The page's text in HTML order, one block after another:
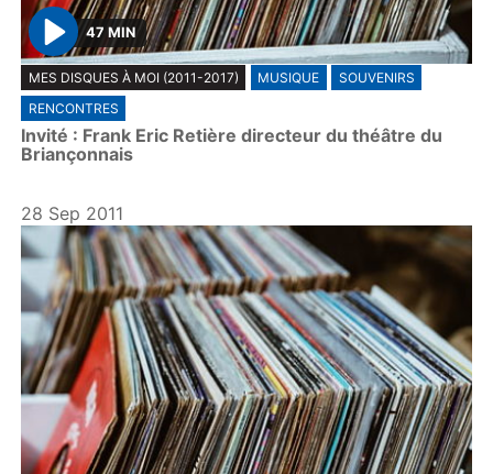
P
l
a
y
47 MIN
MES DISQUES À MOI (2011-2017) MUSIQUE
SOUVENIRS
RENCONTRES
Invité : Frank Eric Retière directeur du théâtre du
Briançonnais
28 Sep 2011